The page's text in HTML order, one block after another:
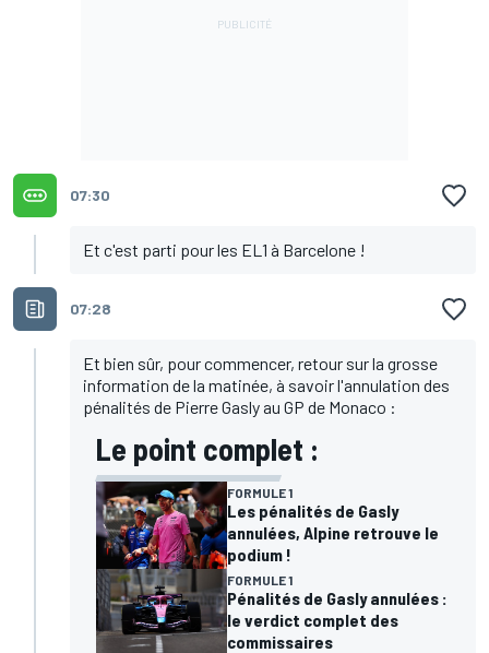
07:30
Et c'est parti pour les EL1 à Barcelone !
07:28
Et bien sûr, pour commencer, retour sur la grosse
information de la matinée, à savoir l'annulation des
pénalités de Pierre Gasly au GP de Monaco :
Le point complet :
FORMULE 1
Les pénalités de Gasly
annulées, Alpine retrouve le
podium !
FORMULE 1
Pénalités de Gasly annulées :
le verdict complet des
commissaires